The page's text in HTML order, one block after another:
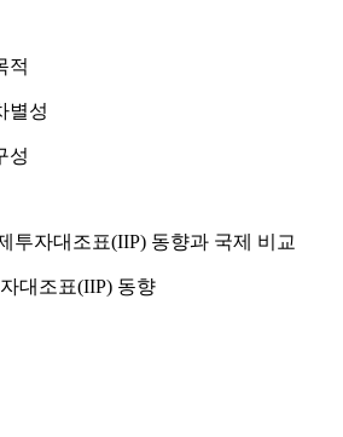
적
별성
성
투자대조표(IIP) 동향과 국제 비교
대조표(IIP) 동향